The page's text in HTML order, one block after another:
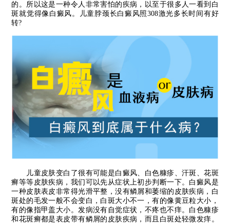
的。所以这是一种令人非常害怕的疾病，以至于很多人一看到白
斑就觉得像白癜风。儿童脖颈长白癜风照308激光多长时间有好
转?
儿童皮肤变白了很有可能是白癜风、白色糠疹、汗斑、花斑
癣等等皮肤疾病，我们可以先从症状上初步判断一下。白癜风是
一种皮肤表皮非常得光滑平整，没有鳞屑和萎缩的皮肤疾病，白
斑处的毛发一般不会变白，白斑大小不一，有的像黄豆粒大小，
有的像指甲盖大小。发病没有自觉症状，不疼也不痒。白色糠疹
和花斑癣都是表皮带有鳞屑的皮肤疾病，而且白斑处轻微发痒。